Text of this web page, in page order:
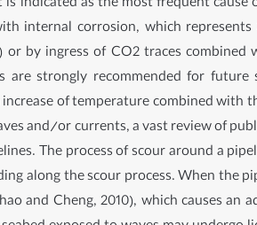
internal corrosion, which
by ingress of CO2 traces combined
strongly recommended for
of temperature combined with
and/or currents, a vast review of
The process of scour around a
along the scour process. When the
and Cheng, 2010), which causes